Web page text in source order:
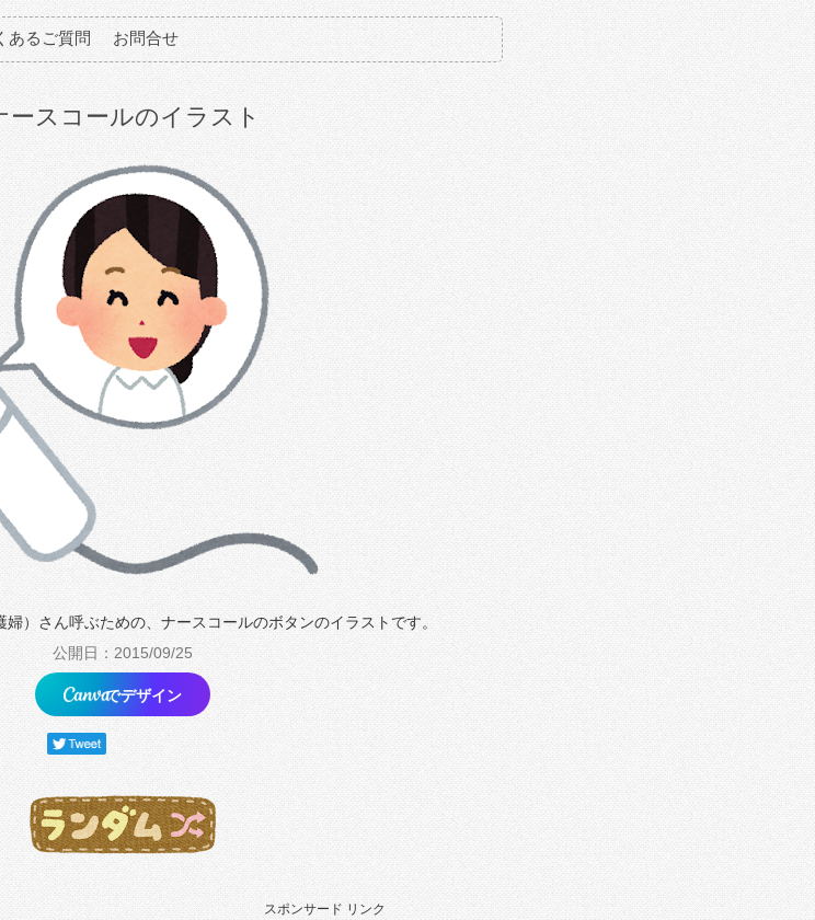
あるご質問 お問合せ
ースコールのイラスト
）さん呼ぶための、ナースコールのボタンのイラストです。
公開日：2015/09/25
でデザイン
スポンサード リンク